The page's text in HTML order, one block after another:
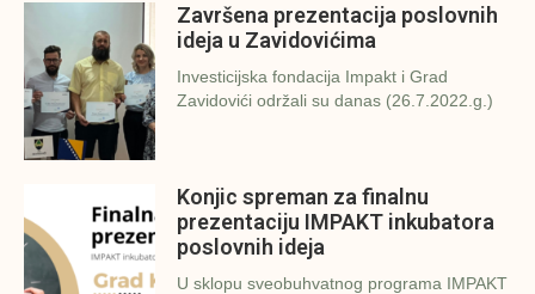
Završena prezentacija poslovnih
ideja u Zavidovićima
Investicijska fondacija Impakt i Grad
Zavidovići održali su danas (26.7.2022.g.)
Konjic spreman za finalnu
prezentaciju IMPAKT inkubatora
poslovnih ideja
U sklopu sveobuhvatnog programa IMPAKT